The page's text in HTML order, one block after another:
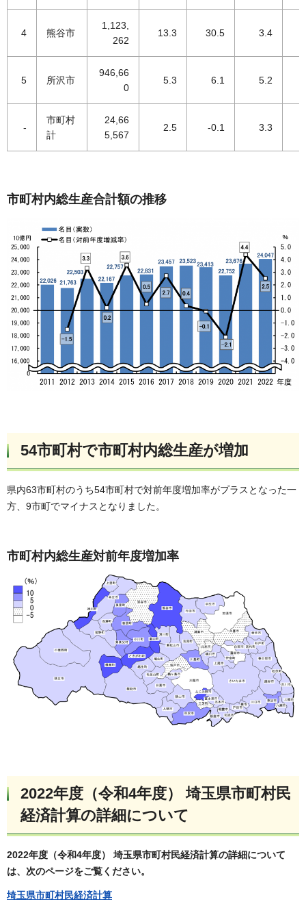
4 熊谷市
1,123,
262
13.3 30.5 3.4
5 所沢市
946,66
0
5.3 6.1 5.2
-
市町村
計
24,66
5,567
2.5 -0.1 3.3
市町村内総生産合計額の推移
54市町村で市町村内総生産が増加
県内63市町村のうち54市町村で対前年度増加率がプラスとなった一
方、9市町でマイナスとなりました。
市町村内総生産対前年度増加率
2022年度（令和4年度） 埼玉県市町村民
経済計算の詳細について
2022年度（令和4年度） 埼玉県市町村民経済計算の詳細について
は、次のページをご覧ください。
埼玉県市町村民経済計算